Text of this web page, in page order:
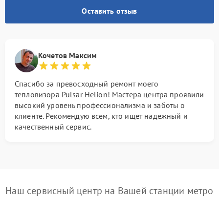
Оставить отзыв
Кочетов Максим
Спасибо за превосходный ремонт моего
тепловизора Pulsar Helion! Мастера центра проявили
высокий уровень профессионализма и заботы о
клиенте. Рекомендую всем, кто ищет надежный и
качественный сервис.
Наш сервисный центр на Вашей станции метро